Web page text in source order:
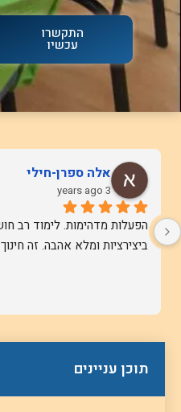
התקשרו
עכשיו
אלה ספרן-חילי
3 years ago
ביצירציות ומלא אהבה. זה חינוך
תוכן עניינים